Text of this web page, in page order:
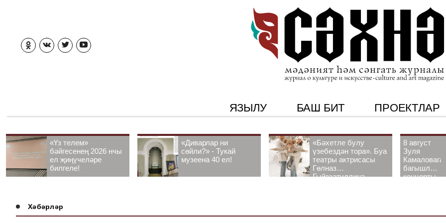
ЯЗЫЛУ БАШ БИТ ПРОЕКТЛАР
«Үз телем»
бәйгесенең 2026 нчы
ел җиңүчеләре
билгеле!
«Диварлар ни
сөйли?» - Тукай
музеена 40 ел!
«Бәхетле булу
үзебездән тора». Буа
театры актрисасы
Гөлназ
Гыйззәтуллина-
8 август
Зуля
Камаловага
багышлау
концерты
Хәбәрләр